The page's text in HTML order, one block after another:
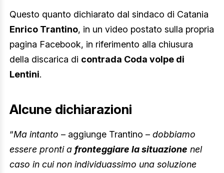
Questo quanto dichiarato dal sindaco di Catania
Enrico Trantino, in un video postato sulla propria
pagina Facebook, in riferimento alla chiusura
della discarica di contrada Coda volpe di
Lentini.
Alcune dichiarazioni
“Ma intanto – aggiunge Trantino – dobbiamo
essere pronti a fronteggiare la situazione nel
caso in cui non individuassimo una soluzione